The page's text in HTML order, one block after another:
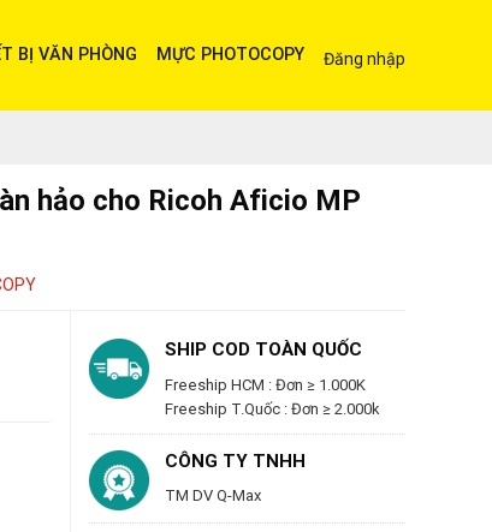
BỊ VĂN PHÒNG MỰC PHOTOCOPY Đăng nhập
hảo cho Ricoh Aficio MP
SHIP COD TOÀN QUỐC
Freeship HCM : Đơn ≥ 1.000K
Freeship T.Quốc : Đơn ≥ 2.000k
CÔNG TY TNHH
TM DV Q-Max